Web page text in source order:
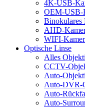
4K-USB-
OEM-USB-
Binokulares
AHD-
WIFI-
Optische Linse
Alles
CCTV-
Auto-
Auto-DVR-
Auto-
Auto-